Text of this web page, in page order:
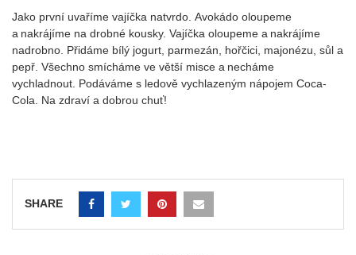
Jako první uvaříme vajíčka natvrdo. Avokádo oloupeme
a nakrájíme na drobné kousky. Vajíčka oloupeme a nakrájíme
nadrobno. Přidáme bílý jogurt, parmezán, hořčici, majonézu, sůl a
pepř. Všechno smícháme ve větší misce a necháme
vychladnout. Podáváme s ledově vychlazeným nápojem Coca-
Cola. Na zdraví a dobrou chuť!
SHARE